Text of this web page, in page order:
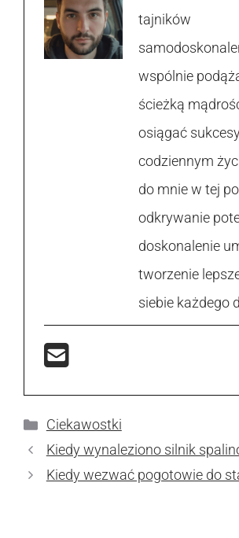
tajników
wspólnie
ścieżką
osiągać
codziennym
do mnie w tej
odkrywanie
doskonalenie
tworzenie
siebie każdego
Kategorie
Ciekawostki
Kiedy wynaleziono silnik
Kiedy wezwać pogotowie do